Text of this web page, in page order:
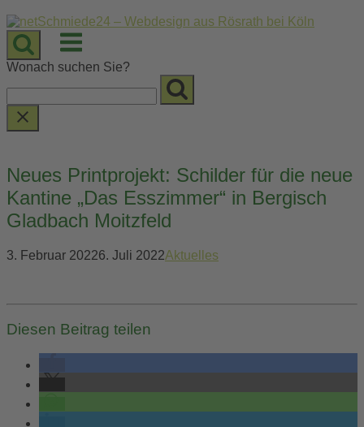
Skip
to
content
Menu
Wonach suchen Sie?
Neues Printprojekt: Schilder für die neue
Kantine „Das Esszimmer“ in Bergisch
Gladbach Moitzfeld
3. Februar 20226. Juli 2022Aktuelles
Diesen Beitrag teilen